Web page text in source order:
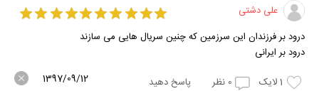
علی دشتی
درود بر فرزندان این سرزمین که چنین سریال هایی می سازند
درود بر ایرانی
1لایک 0 نظر پاسخ دهید 1397/09/12